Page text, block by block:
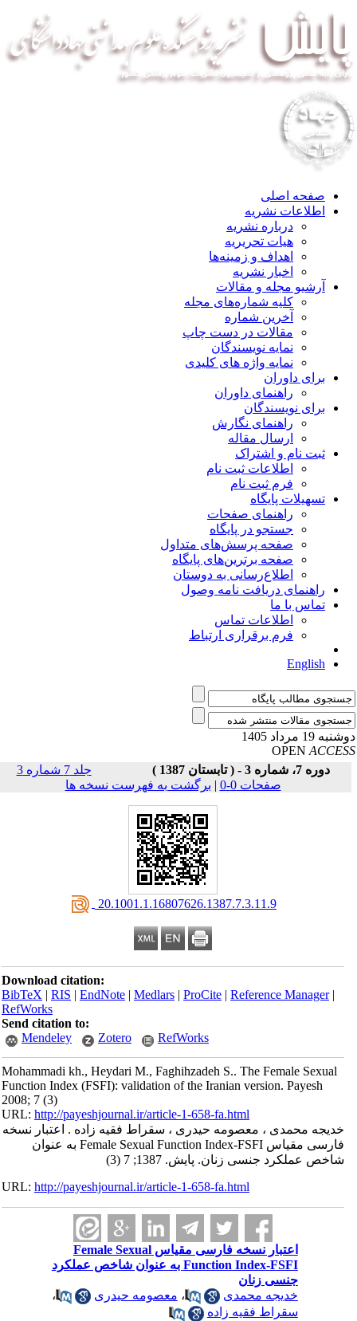
صفحه اصلی
اطلاعات نشریه
درباره نشریه
هیات تحریریه
اهداف و زمینه‌ها
اخبار نشریه
آرشیو مجله و مقالات
کلیه شماره‌های مجله
آخرین شماره
مقالات در دست چاپ
نمایه نویسندگان
نمایه واژه های کلیدی
برای داوران
راهنمای داوران
برای نویسندگان
راهنمای نگارش
ارسال مقاله
ثبت نام و اشتراک
اطلاعات ثبت نام
فرم ثبت نام
تسهیلات پایگاه
راهنمای صفحات
جستجو در پایگاه
صفحه پرسش‌های متداول
صفحه برترین‌های پایگاه
اطلاع‌رسانی به دوستان
راهنمای دریافت نامه وصول
تماس با ما
اطلاعات تماس
فرم برقراری ارتباط
English
19 مرداد 1405
OPEN
دوره 7، شماره 3 - ( تابستان 1387 )
جلد 7 شماره 3
صفحات 0-0
|برگشت به فهرست نسخه ها
‎ 20.1001.1.16807626.1387.7.3.11.9
Download citation:
BibTeX|RIS|EndNote|Medlars|ProCite|Reference Manager
RefWorks
Send citation to:
Mendeley
Zotero RefWorks
Mohammadi kh., Heydari M., Faghihzadeh S.. The Female Sexual
Function Index (FSFI): validation of the Iranian version. Payesh
2008; 7 (3)
URL:http://payeshjournal.ir/article-1-658-fa.html
خدیجه محمدی ، معصومه حیدری ، سقراط فقیه زاده . اعتبار نسخه
فارسی مقیاس Female Sexual Function Index-FSFI به عنوان
شاخص عملکرد جنسی زنان. پایش. 1387; 7 (3)
URL:http://payeshjournal.ir/article-1-658-fa.html
اعتبار نسخه فارسی مقیاس Female Sexual
Function Index-FSFI به عنوان شاخص عملکرد
جنسی زنان
خدیجه محمدی
،معصومه حیدری
،
سقراط فقیه زاده